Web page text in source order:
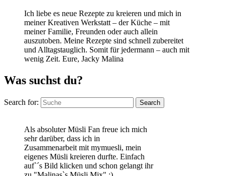
Ich liebe es neue Rezepte zu kreieren und mich in
meiner Kreativen Werkstatt – der Küche – mit
meiner Familie, Freunden oder auch allein
auszutoben. Meine Rezepte sind schnell zubereitet
und Alltagstauglich. Somit für jedermann – auch mit
wenig Zeit. Eure, Jacky Malina
Was suchst du?
Search for: Search
Als absoluter Müsli Fan freue ich mich
sehr darüber, dass ich in
Zusammenarbeit mit mymuesli, mein
eigenes Müsli kreieren durfte. Einfach
auf`´s Bild klicken und schon gelangt ihr